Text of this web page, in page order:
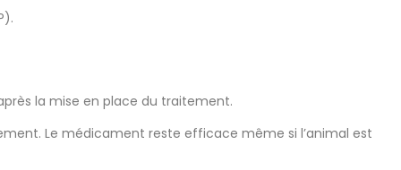
la mise en place du traitement.
Le médicament reste efficace même si l’animal est